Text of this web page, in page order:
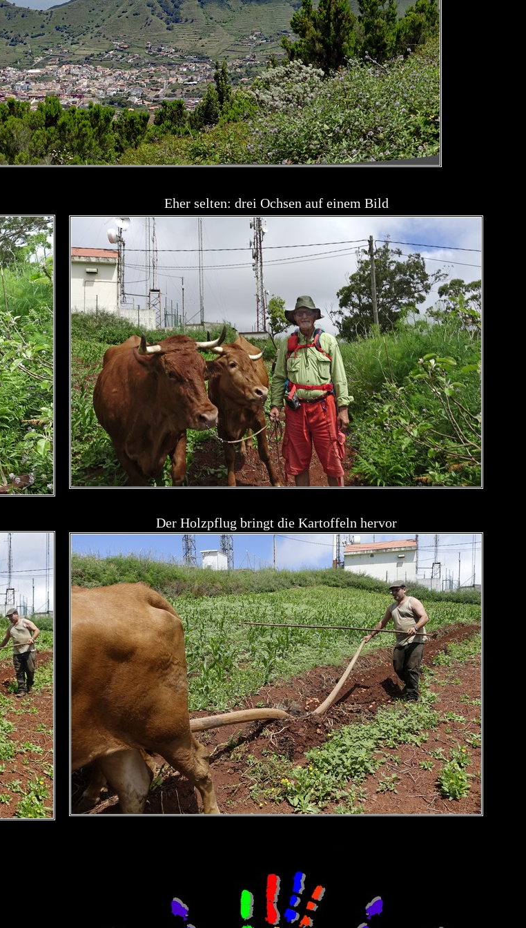
Eher selten: drei Ochsen auf einem Bild
Der Holzpflug bringt die Kartoffeln hervor